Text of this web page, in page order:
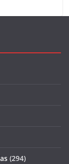
(294)